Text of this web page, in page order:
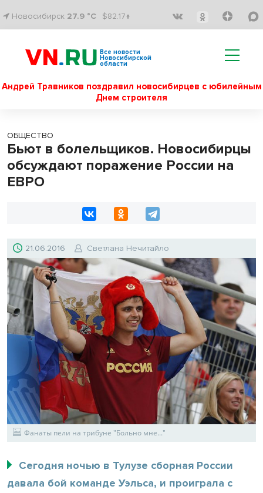
Новосибирск 27.9 °C $82.17↑
Все новости
Новосибирской
области
Андрей Травников поздравил новосибирцев с юбилейным
Днем строителя
ОБЩЕСТВО
Бьют в болельщиков. Новосибирцы
обсуждают поражение России на
ЕВРО
21.06.2016 Светлана Нечитайло
Фанаты пели на трибуне "Больно мне..."
Сегодня ночью в Тулузе сборная России
давала бой команде Уэльса, и проиграла с